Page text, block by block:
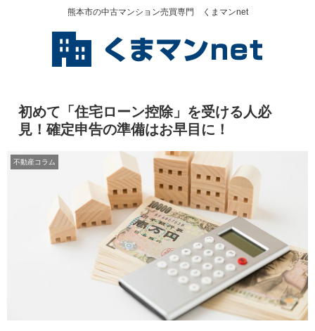
熊本市の中古マンション売買専門 くまマンnet
初めて「住宅ローン控除」を受ける人必
見！確定申告の準備はお早目に！
不動産コラム